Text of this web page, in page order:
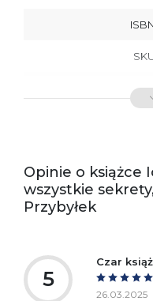
Producent /
odpowiedzialne
Ostrzeżenia
informacje dotyczące
Opinie o książce
wszystkie
Przybyłek
5
Czar
26.03.2025